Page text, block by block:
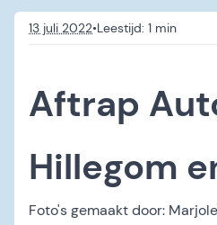
13 juli 2022•
Aftrap
Hillegom
Foto's gemaakt door: